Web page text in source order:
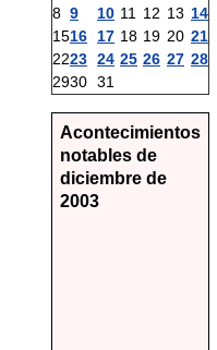
8 9 10 11 12 13 14
1516 17 18 19 20 21
2223 24 25 26 27 28
2930 31
Acontecimientos
notables de
diciembre de
2003